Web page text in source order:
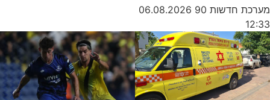
מערכת חדשות 90
06.08.2026
12:33